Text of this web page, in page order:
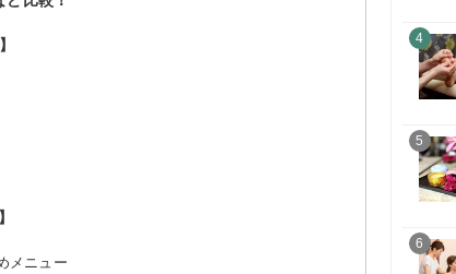
メニュー
4
5
6